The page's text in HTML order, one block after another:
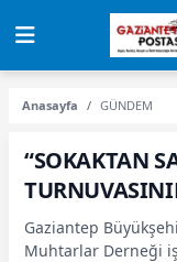
Anasayfa GÜNDEM
“SOKAKTAN
Gaziantep
Muhtarlar Derneği